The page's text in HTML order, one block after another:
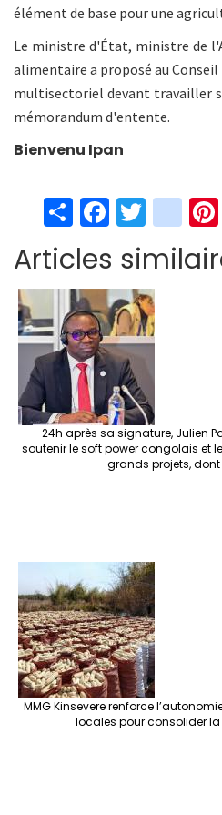
élément de base pour une
Le ministre d'État, ministre de
alimentaire a proposé au
multisectoriel devant travailler
mémorandum d'entente.
Bienvenu Ipan
S
h
ar
e
Fa
ce
b
o
o
k
T
wi
tt
er
in
st
ag
Articles
24h après sa signature, Julien
soutenir le soft power congolais et
grands projets,
MMG Kinsevere renforce
locales pour consolider